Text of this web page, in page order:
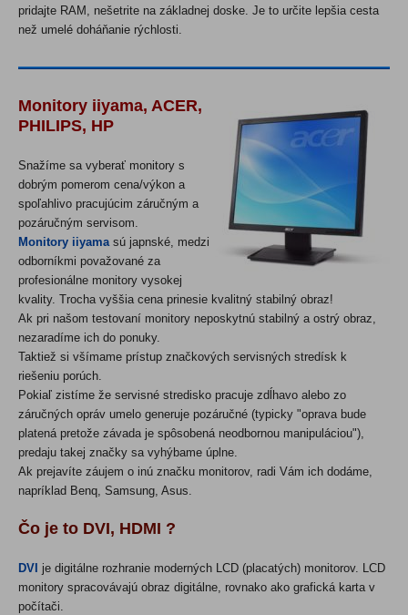
pridajte RAM, nešetrite na základnej doske. Je to určite lepšia cesta
než umelé doháňanie rýchlosti.
Monitory iiyama, ACER,
PHILIPS, HP
Snažíme sa vyberať monitory s
dobrým pomerom cena/výkon a
spoľahlivo pracujúcim záručným a
pozáručným servisom.
Monitory iiyama sú japnské, medzi
odborníkmi považované za
profesionálne monitory vysokej
kvality. Trocha vyššia cena prinesie kvalitný stabilný obraz!
Ak pri našom testovaní monitory neposkytnú stabilný a ostrý obraz,
nezaradíme ich do ponuky.
Taktiež si všímame prístup značkových servisných stredísk k
riešeniu porúch.
Pokiaľ zistíme že servisné stredisko pracuje zdĺhavo alebo zo
záručných opráv umelo generuje pozáručné (typicky "oprava bude
platená pretože závada je spôsobená neodbornou manipuláciou"),
predaju takej značky sa vyhýbame úplne.
Ak prejavíte záujem o inú značku monitorov, radi Vám ich dodáme,
napríklad Benq, Samsung, Asus.
Čo je to DVI, HDMI ?
DVI je digitálne rozhranie moderných LCD (placatých) monitorov. LCD
monitory spracovávajú obraz digitálne, rovnako ako grafická karta v
počítači.